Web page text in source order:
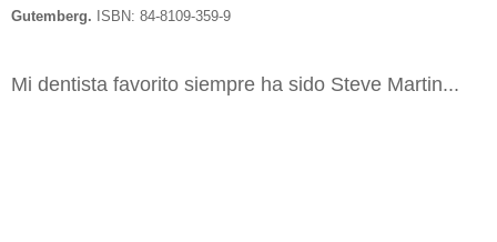
Gutemberg. ISBN: 84-8109-359-9
Mi dentista favorito siempre ha sido Steve Martin...